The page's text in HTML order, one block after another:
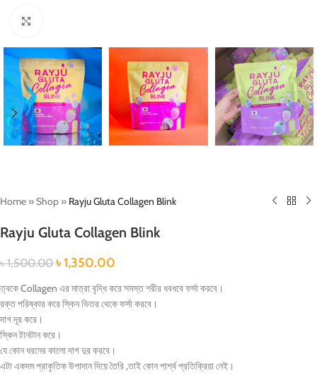
Home »Shop » Rayju Gluta Collagen Blink
Rayju Gluta Collagen Blink
৳1,500.00 ৳1,350.00
ত্বকে Collagen এর মাত্রা বৃদ্ধি করে সমস্ত শরীর ধবধবে ফর্সা করবে।
রক্ত পরিষ্কার করে স্কিন ভিতর থেকে ফর্সা করবে।
দাগ দূর করে।
স্কিন টানটান করে।
যে কোন ধরনের কালো দাগ দুর করবে।
এটা একদম প্রাকৃতিক উপাদান দিয়ে তৈরি ,তাই কোন পার্শ্ব প্রতিক্রিয়া নেই।